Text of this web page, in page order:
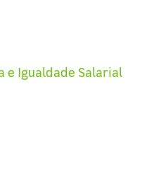
e Igualdade Salarial